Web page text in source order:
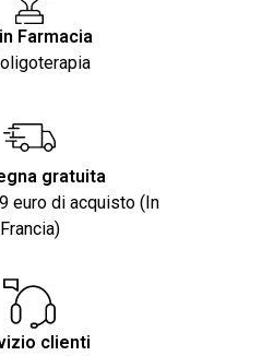
Farmacia
gratuita
euro di acquisto (In
Francia)
clienti